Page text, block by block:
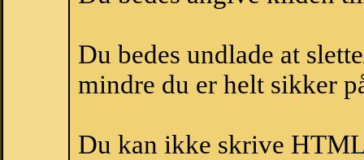
Du bedes undlade at
mindre du er helt sikker
Du kan ikke skrive